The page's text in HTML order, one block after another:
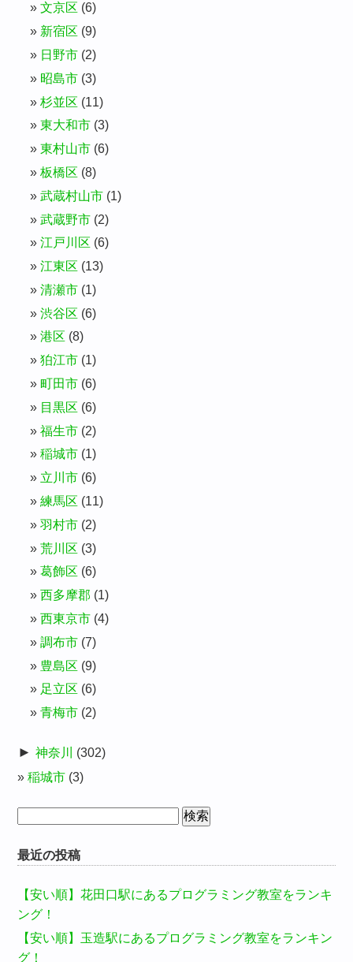
文京区 (6)
新宿区 (9)
日野市 (2)
昭島市 (3)
杉並区 (11)
東大和市 (3)
東村山市 (6)
板橋区 (8)
武蔵村山市 (1)
武蔵野市 (2)
江戸川区 (6)
江東区 (13)
清瀬市 (1)
渋谷区 (6)
港区 (8)
狛江市 (1)
町田市 (6)
目黒区 (6)
福生市 (2)
稲城市 (1)
立川市 (6)
練馬区 (11)
羽村市 (2)
荒川区 (3)
葛飾区 (6)
西多摩郡 (1)
西東京市 (4)
調布市 (7)
豊島区 (9)
足立区 (6)
青梅市 (2)
► 神奈川
(302)
稲城市 (3)
最近の投稿
【安い順】花田口駅にあるプログラミング教室をランキ
ング！
【安い順】玉造駅にあるプログラミング教室をランキン
グ！